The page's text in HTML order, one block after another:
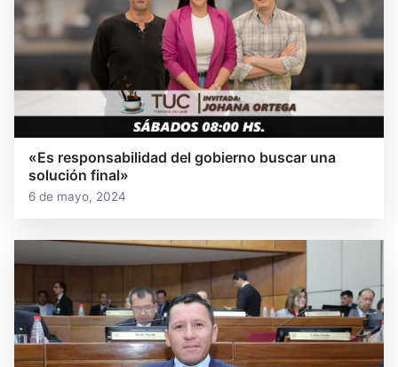
«Es responsabilidad del gobierno buscar una
solución final»
6 de mayo, 2024